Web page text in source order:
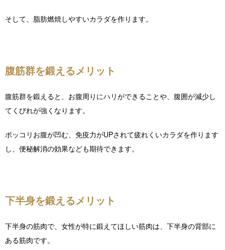
そして、脂肪燃焼しやすいカラダを作ります。
腹筋群を鍛えるメリット
腹筋群を鍛えると、お腹周りにハリができることや、腹囲が減少し
てくびれが強くなります。
ポッコリお腹が凹む、免疫力がUPされて疲れくいカラダを作ります
し、便秘解消の効果なども期待できます。
下半身を鍛えるメリット
下半身の筋肉で、女性が特に鍛えてほしい筋肉は、下半身の背部に
ある筋肉です。